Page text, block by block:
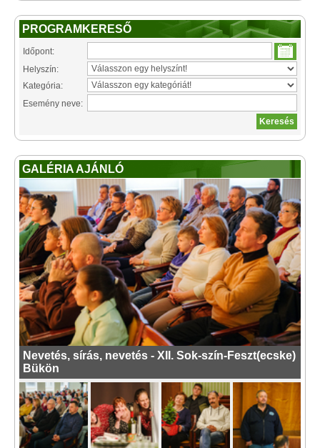
PROGRAMKERESŐ
Időpont:
Helyszín:
Kategória:
Esemény neve:
GALÉRIA AJÁNLÓ
Nevetés, sírás, nevetés - XII. Sok-szín-Feszt(ecske)
Bükön